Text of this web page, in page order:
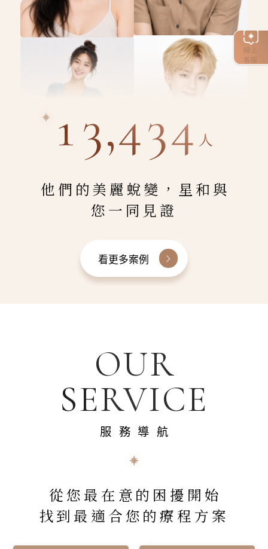
線上
客服
13,434 人
他們的美麗蛻變，星和與
您一同見證
看更多案例
OUR
SERVICE
服務導航
從您最在意的困擾開始
找到最適合您的療程方案